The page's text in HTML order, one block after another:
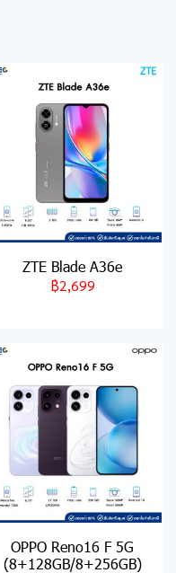
ZTE Blade A36e
฿2,699
OPPO Reno16 F 5G
(8+128GB/8+256GB)